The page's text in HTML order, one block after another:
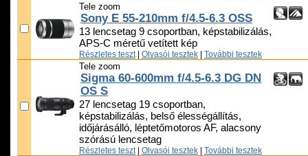
Tele zoom
Sony E 55-210mm f/4.5-6.3 OSS
13 lencsetag 9 csoportban, képstabilizálás,
APS-C méretű vetített kép
Részletes teszt Olvasói tesztek További tesztek
Tele zoom
Sigma 60-600mm f/4.5-6.3 DG DN
OS S
27 lencsetag 19 csoportban,
képstabilizálás, belső élességállítás,
időjárásálló, léptetőmotoros AF, alacsony
szórású lencsetag
Részletes teszt Olvasói tesztek További tesztek